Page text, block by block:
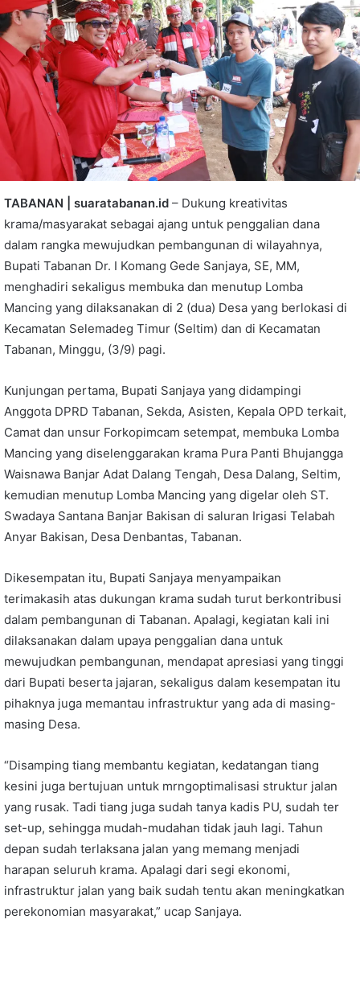
TABANAN | suaratabanan.id – Dukung kreativitas
krama/masyarakat sebagai ajang untuk penggalian dana
dalam rangka mewujudkan pembangunan di wilayahnya,
Bupati Tabanan Dr. I Komang Gede Sanjaya, SE, MM,
menghadiri sekaligus membuka dan menutup Lomba
Mancing yang dilaksanakan di 2 (dua) Desa yang berlokasi di
Kecamatan Selemadeg Timur (Seltim) dan di Kecamatan
Tabanan, Minggu, (3/9) pagi.
Kunjungan pertama, Bupati Sanjaya yang didampingi
Anggota DPRD Tabanan, Sekda, Asisten, Kepala OPD terkait,
Camat dan unsur Forkopimcam setempat, membuka Lomba
Mancing yang diselenggarakan krama Pura Panti Bhujangga
Waisnawa Banjar Adat Dalang Tengah, Desa Dalang, Seltim,
kemudian menutup Lomba Mancing yang digelar oleh ST.
Swadaya Santana Banjar Bakisan di saluran Irigasi Telabah
Anyar Bakisan, Desa Denbantas, Tabanan.
Dikesempatan itu, Bupati Sanjaya menyampaikan
terimakasih atas dukungan krama sudah turut berkontribusi
dalam pembangunan di Tabanan. Apalagi, kegiatan kali ini
dilaksanakan dalam upaya penggalian dana untuk
mewujudkan pembangunan, mendapat apresiasi yang tinggi
dari Bupati beserta jajaran, sekaligus dalam kesempatan itu
pihaknya juga memantau infrastruktur yang ada di masing-
masing Desa.
“Disamping tiang membantu kegiatan, kedatangan tiang
kesini juga bertujuan untuk mrngoptimalisasi struktur jalan
yang rusak. Tadi tiang juga sudah tanya kadis PU, sudah ter
set-up, sehingga mudah-mudahan tidak jauh lagi. Tahun
depan sudah terlaksana jalan yang memang menjadi
harapan seluruh krama. Apalagi dari segi ekonomi,
infrastruktur jalan yang baik sudah tentu akan meningkatkan
perekonomian masyarakat,” ucap Sanjaya.